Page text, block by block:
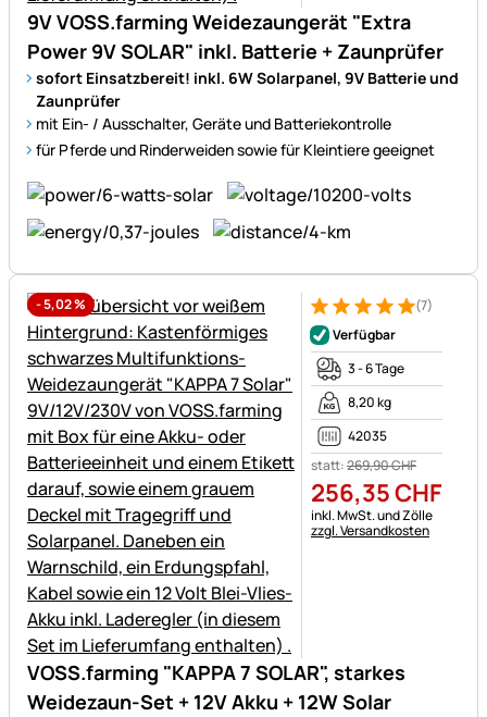
9V VOSS.farming Weidezaungerät "Extra
Power 9V SOLAR" inkl. Batterie + Zaunprüfer
sofort Einsatzbereit! inkl. 6W Solarpanel, 9V Batterie und
Zaunprüfer
mit Ein- / Ausschalter, Geräte und Batteriekontrolle
für Pferde und Rinderweiden sowie für Kleintiere geeignet
-5,02%
VOSS.farming "KAPPA 7 SOLAR", starkes
Weidezaun-Set + 12V Akku + 12W Solar
Bewertung: 5 von 5 (7
7 Bewertungen
(7)
Verfügbar
3 - 6 Tage
8,20 kg
42035
statt:269,90CHF
256,35CHF
Steuerhinweis:
inkl. MwSt. und Zölle
zzgl. Versandkosten